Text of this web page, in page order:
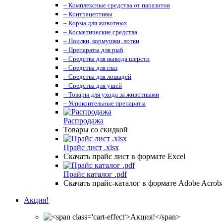
– Комплексные средства от паразитов
– Контрацептивы
– Корма для животных
– Косметические средства
– Поилки, кормушки, лотки
– Препараты для рыб
– Средства для вывода шерсти
– Средства для глаз
– Средства для лошадей
– Средства для ушей
– Товары для ухода за животными
– Успокоительные препараты
Распродажа
Товары со скидкой
Прайс лист .xlsx
Скачать прайс лист в формате Excel
Прайс каталог .pdf
Скачать прайс-каталог в формате Adobe
Акция!